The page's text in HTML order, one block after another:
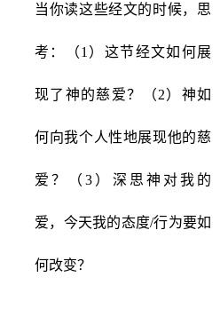
当你读这些经文的时候，思
考：（1 ）这节经文如何展
现了神的慈爱？（2）神如
何向我个人性地展现他的慈
爱？（3 ）深思神对我的
爱，今天我的态度/行为要如
何改变？